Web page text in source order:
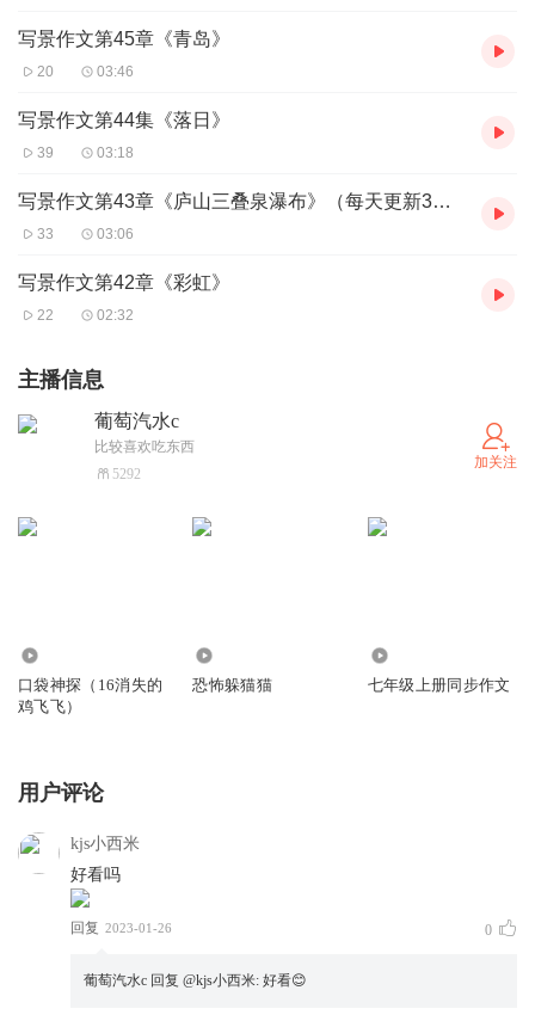
写景作文第45章《青岛》
20 03:46
写景作文第44集《落日》
39 03:18
写景作文第43章《庐山三叠泉瀑布》（每天更新3至4集）
33 03:06
写景作文第42章《彩虹》
22 02:32
主播信息
葡萄汽水c
比较喜欢吃东西
5292
加关注
口袋神探（16消失的
鸡飞飞）
恐怖躲猫猫 七年级上册同步作文
用户评论
kjs小西米
好看吗
回复 2023-01-26 0
葡萄汽水c 回复 @kjs小西米: 好看😊